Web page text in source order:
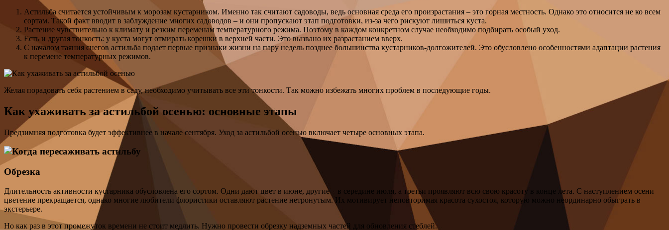
Астильба считается устойчивым к морозам кустарником. Именно так считают садоводы, ведь основная среда его произрастания – это горная местность. Однако это относится не ко всем
сортам. Такой факт вводит в заблуждение многих садоводов – и они пропускают этап подготовки, из-за чего рискуют лишиться куста.
Растение чувствительно к климату и резким переменам температурного режима. Поэтому в каждом конкретном случае необходимо подбирать особый уход.
Есть и другая тонкость: у куста могут отмирать корешки в верхней части. Это вызвано их разрастанием вверх.
С началом таяния снегов астильба подает первые признаки жизни на пару недель позднее большинства кустарников-долгожителей. Это обусловлено особенностями адаптации растения
к перемене температурных режимов.
Желая порадовать себя растением в саду, необходимо учитывать все эти тонкости. Так можно избежать многих проблем в последующие годы.
Как ухаживать за астильбой осенью: основные этапы
Предзимняя подготовка будет эффективнее в начале сентября. Уход за астильбой осенью включает четыре основных этапа.
Обрезка
Длительность активности кустарника обусловлена его сортом. Одни дают цвет в июне, другие – в середине июля, а третьи проявляют всю свою красоту в конце лета. С наступлением осени
цветение прекращается, однако многие любители флористики оставляют растение нетронутым. Их мотивирует неповторимая красота сухостоя, которую можно неординарно обыграть в
экстерьере.
Но как раз в этот промежуток времени не стоит медлить. Нужно провести обрезку надземных частей для обновления стеблей.